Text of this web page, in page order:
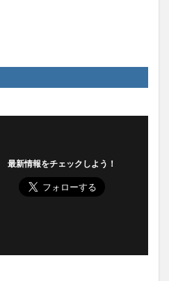
最新情報をチェックしよう！